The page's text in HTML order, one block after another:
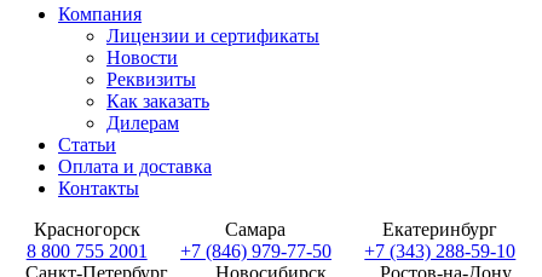
Компания
Лицензии и сертификаты
Новости
Реквизиты
Как заказать
Дилерам
Статьи
Оплата и доставка
Контакты
Красногорск
8 800 755 2001
Самара
+7 (846) 979-77-50
Екатеринбург
+7 (343) 288-59-10
Санкт-Петербург
Новосибирск
Ростов-на-Дону